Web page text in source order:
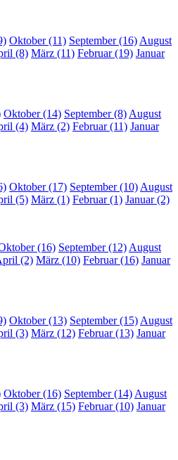
Oktober (11) September (16)August
(8) März (11) Februar (19) Januar
Oktober (14) September (8)August
(4) März (2) Februar (11) Januar
Oktober (17) September (10)August
(5) März (1) Februar (1) Januar (2)
(16) September (12)August
(2) März (10) Februar (16) Januar
Oktober (13) September (15)August
(3) März (12) Februar (13) Januar
Oktober (16) September (14)August
(3) März (15) Februar (10) Januar